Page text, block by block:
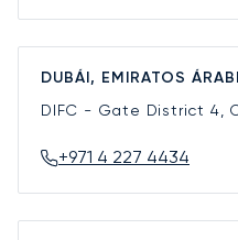
DUBÁI, EMIRATOS
DIFC - Gate District 4,
+971 4 227 4434